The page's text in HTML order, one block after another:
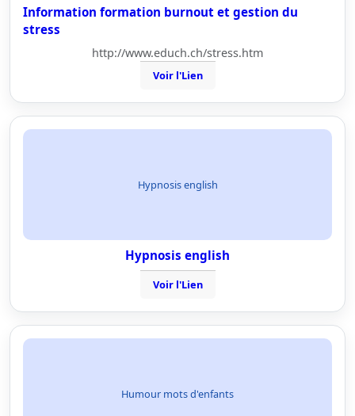
Information formation burnout et gestion du
stress
http://www.educh.ch/stress.htm
Voir l'Lien
Hypnosis english
Hypnosis english
Voir l'Lien
Humour mots d'enfants